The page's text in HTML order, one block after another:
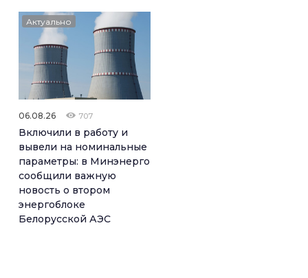
Актуально
06.08.26 707
Включили в работу и
вывели на номинальные
параметры: в Минэнерго
сообщили важную
новость о втором
энергоблоке
Белорусской АЭС